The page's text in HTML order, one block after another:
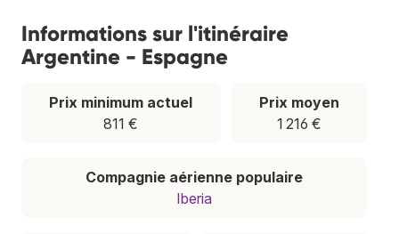
Informations sur l'itinéraire
Argentine - Espagne
Prix minimum actuel
811 €
Prix moyen
1 216 €
Compagnie aérienne populaire
Iberia